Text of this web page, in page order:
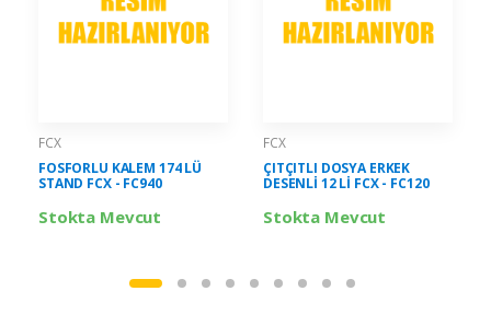
FCX
FOSFORLU KALEM 174 LÜ
STAND FCX - FC940
Stokta Mevcut
FCX
ÇITÇITLI DOSYA ERKEK
DESENLİ 12 Lİ FCX - FC120
Stokta Mevcut